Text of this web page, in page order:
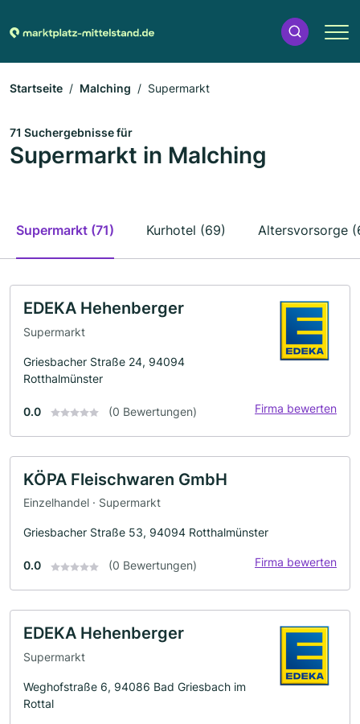
Startseite Malching Supermarkt
71 Suchergebnisse für
Supermarkt in Malching
Supermarkt (71) Kurhotel (69) Altersvorsorge
EDEKA Hehenberger
Supermarkt
Griesbacher Straße 24, 94094
Rotthalmünster
0.0 (0 Bewertungen) Firma bewerten
KÖPA Fleischwaren GmbH
Einzelhandel · Supermarkt
Griesbacher Straße 53, 94094 Rotthalmünster
0.0 (0 Bewertungen) Firma bewerten
EDEKA Hehenberger
Supermarkt
Weghofstraße 6, 94086 Bad Griesbach im
Rottal